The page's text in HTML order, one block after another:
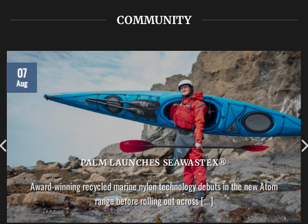
COMMUNITY
PALM LAUNCHES SEAWASTEX®
Award-winning recycled marine nylon technology debuts in the new Atom
range before rolling out across [...]
07
Aug